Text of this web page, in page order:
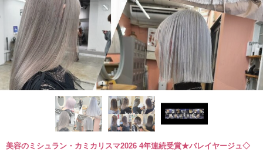
美容のミシュラン・カミカリスマ2026 4年連続受賞★バレイヤージュ◇